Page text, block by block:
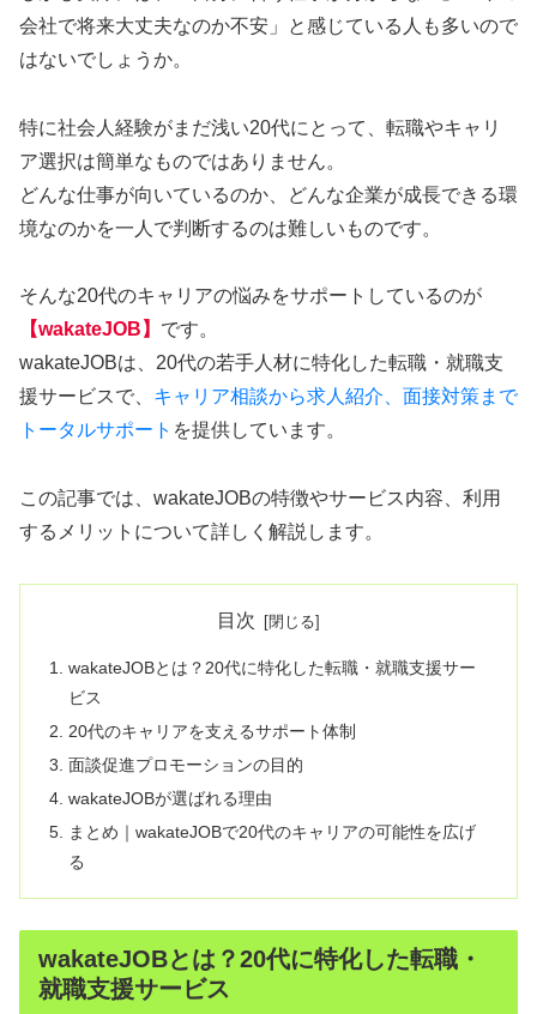
会社で将来大丈夫なのか不安」と感じている人も多いので
はないでしょうか。
特に社会人経験がまだ浅い20代にとって、転職やキャリ
ア選択は簡単なものではありません。
どんな仕事が向いているのか、どんな企業が成長できる環
境なのかを一人で判断するのは難しいものです。
そんな20代のキャリアの悩みをサポートしているのが
【wakateJOB】 です。
wakateJOBは、20代の若手人材に特化した転職・就職支
援サービスで、 キャリア相談から求人紹介、面接対策まで
トータルサポート を提供しています。
この記事では、wakateJOBの特徴やサービス内容、利用
するメリットについて詳しく解説します。
目次
wakateJOBとは？20代に特化した転職・就職支援サー
ビス
20代のキャリアを支えるサポート体制
面談促進プロモーションの目的
wakateJOBが選ばれる理由
まとめ｜wakateJOBで20代のキャリアの可能性を広げ
る
wakateJOBとは？20代に特化した転職・
就職支援サービス